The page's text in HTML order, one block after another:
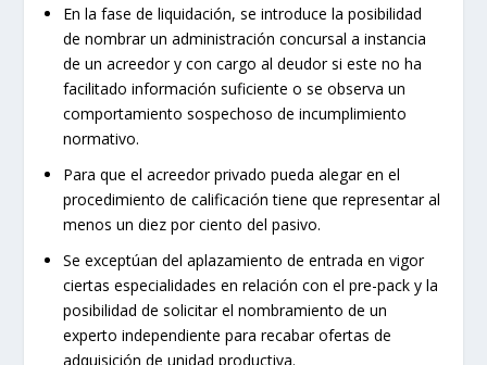
En la fase de liquidación, se introduce la posibilidad
de nombrar un administración concursal a instancia
de un acreedor y con cargo al deudor si este no ha
facilitado información suficiente o se observa un
comportamiento sospechoso de incumplimiento
normativo.
Para que el acreedor privado pueda alegar en el
procedimiento de calificación tiene que representar al
menos un diez por ciento del pasivo.
Se exceptúan del aplazamiento de entrada en vigor
ciertas especialidades en relación con el pre-pack y la
posibilidad de solicitar el nombramiento de un
experto independiente para recabar ofertas de
adquisición de unidad productiva.